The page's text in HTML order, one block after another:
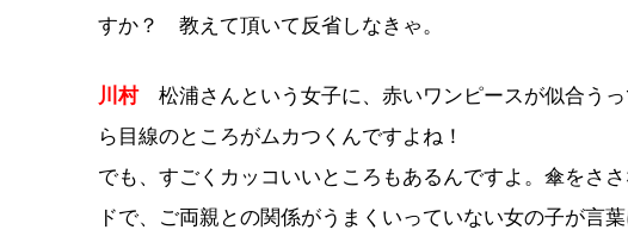
すか？ 教えて頂いて反省しなきゃ。
川村松浦さんという女子に、赤いワンピースが似合うっ
ら目線のところがムカつくんですよね！
でも、すごくカッコいいところもあるんですよ。傘をさ
ドで、ご両親との関係がうまくいっていない女の子が言